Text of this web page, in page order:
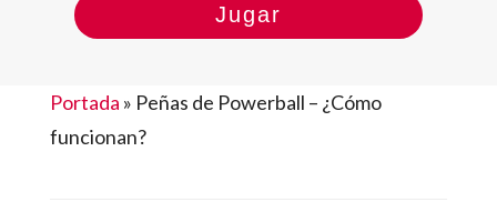
Jugar
Portada » Peñas de Powerball – ¿Cómo
funcionan?